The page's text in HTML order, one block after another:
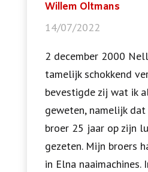
Willem Oltmans
14/07/2022
2 december 2000
tamelijk schokkend
bevestigde zij wat ik
geweten, namelijk
broer 25 jaar op zijn
gezeten. Mijn broers
in Elna naaimachines.